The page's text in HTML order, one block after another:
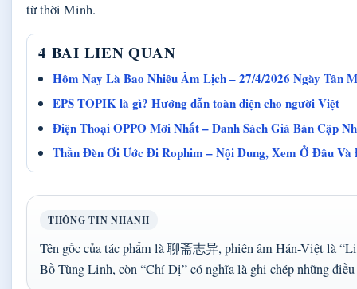
từ thời Minh.
4 BAI LIEN QUAN
Hôm Nay Là Bao Nhiêu Âm Lịch – 27/4/2026 Ngày Tân
EPS TOPIK là gì? Hướng dẫn toàn diện cho người Việt
Điện Thoại OPPO Mới Nhất – Danh Sách Giá Bán Cập
Thần Đèn Ơi Ước Đi Rophim – Nội Dung, Xem Ở Đâu Và
THÔNG TIN NHANH
Tên gốc của tác phẩm là 聊斋志异, phiên âm Hán-Việt là
Bồ Tùng Linh, còn “Chí Dị” có nghĩa là ghi chép những